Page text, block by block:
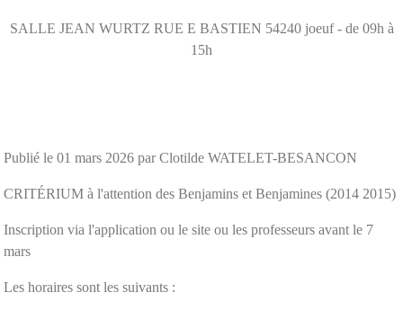
SALLE JEAN WURTZ RUE E BASTIEN 54240 joeuf - de 09h à
15h
Publié le 01 mars 2026 par Clotilde WATELET-BESANCON
CRITÉRIUM à l'attention des Benjamins et Benjamines (2014 2015)
Inscription via l'application ou le site ou les professeurs avant le 7
mars
Les horaires sont les suivants :